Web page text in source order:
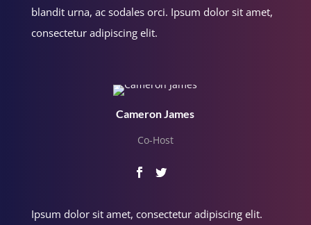
blandit urna, ac sodales orci. Ipsum dolor sit amet,
consectetur adipiscing elit.
Cameron James
Co-Host
Ipsum dolor sit amet, consectetur adipiscing elit.